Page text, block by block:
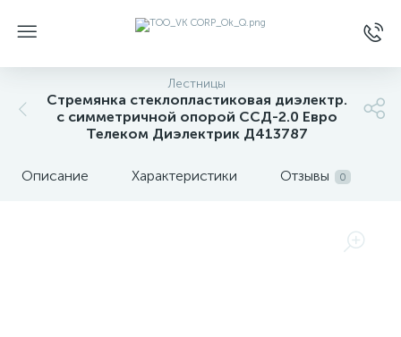
Лестницы
Стремянка стеклопластиковая диэлектр.
с симметричной опорой ССД-2.0 Евро
Телеком Диэлектрик Д413787
Описание Характеристики Отзывы 0